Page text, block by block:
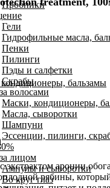
Пробники
Гели
Гидрофильные масла,
Пенки
Пилинги
Пэды и салфетки
Скрабы
волосами
Маски, кондиционеры,
Масла, сыворотки
Шампуни
Эссенции, пилинги,
лицом
Ампулы и сыворотки
Во круг глаз
бальзамы
экстрактом аронии
рябины,